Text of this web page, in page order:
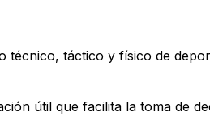
táctico y físico de
útil que facilita la toma de